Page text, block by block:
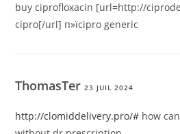
buy ciprofloxacin [url=http://
cipro[/url] п»їcipro generic
ThomasTer23 JUIL 2024
http://clomiddelivery.pro/# how